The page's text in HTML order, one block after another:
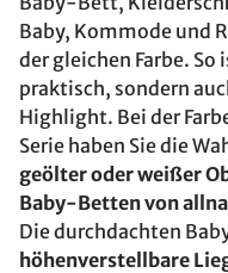
Baby, Kommode und
der gleichen Farbe.
praktisch, sondern
Highlight. Bei der
Serie haben Sie die
geölter oder weißer
Baby-Betten von
Die durchdachten
höhenverstellbare